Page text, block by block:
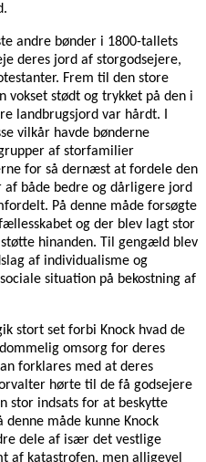
andre bønder i 1800-tallets
deres jord af storgodsejere,
Frem til den store
vokset stødt og trykket på den i
landbrugsjord var hårdt. I
vilkår havde bønderne
af storfamilier
for så dernæst at fordele den
både bedre og dårligere jord
På denne måde forsøgte
og der blev lagt stor
hinanden. Til gengæld blev
af individualisme og
situation på bekostning af
stort set forbi Knock hvad de
omsorg for deres
forklares med at deres
hørte til de få godsejere
stor indsats for at beskytte
denne måde kunne Knock
dele af især det vestlige
af katastrofen, men alligevel